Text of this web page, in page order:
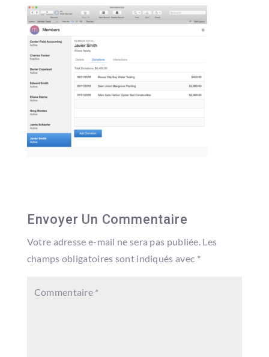
Envoyer Un Commentaire
Votre adresse e-mail ne sera pas publiée. Les
champs obligatoires sont indiqués avec *